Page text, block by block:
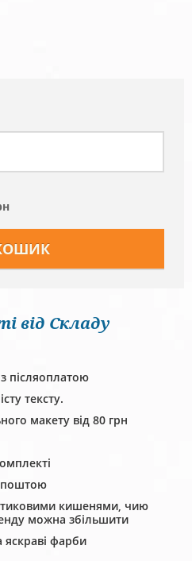
від Складу
післяоплатою
тексту.
макету від 80 грн
поштою
кишенями, чию
можна збільшити
яскраві фарби